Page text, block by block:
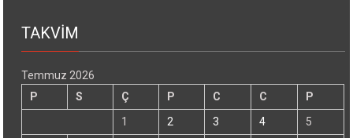
TAKVİM
Temmuz 2026
P
S Ç P C C
P
1
2 3 4
5